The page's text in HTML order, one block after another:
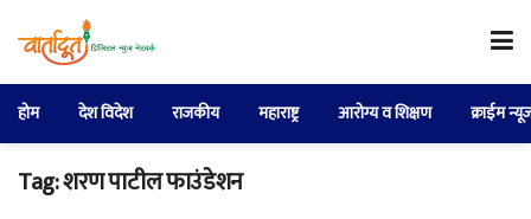
होम देश विदेश राजकीय महाराष्ट्र आरोग्य व शिक्षण क्राईम
Tag:शरण पाटील फाउंडेशन